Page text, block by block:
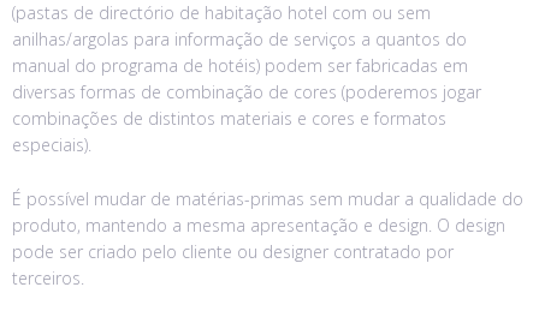
(pastas de directório de habitação hotel com ou sem
anilhas/argolas para informação de serviços a quantos do
manual do programa de hotéis) podem ser fabricadas em
diversas formas de combinação de cores (poderemos jogar
combinações de distintos materiais e cores e formatos
especiais).
É possível mudar de matérias-primas sem mudar a qualidade do
produto, mantendo a mesma apresentação e design. O design
pode ser criado pelo cliente ou designer contratado por
terceiros.